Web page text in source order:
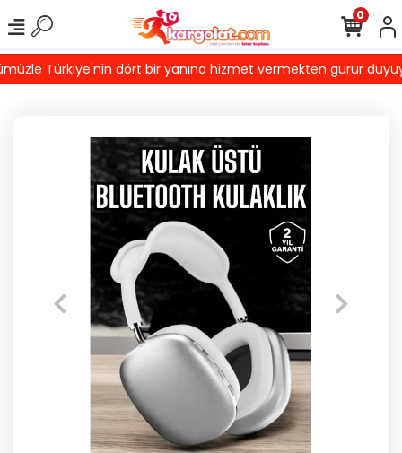
Türkiye'nin dört bir yanına hizmet vermekten gurur
0